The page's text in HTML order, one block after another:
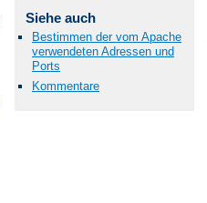
Siehe auch
Bestimmen der vom Apache
verwendeten Adressen und
Ports
Kommentare